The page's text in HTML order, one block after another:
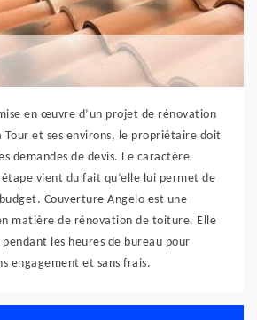
en œuvre d’un projet de rénovation
et ses environs, le propriétaire doit
demandes de devis. Le caractère
vient du fait qu’elle lui permet de
Couverture Angelo est une
matière de rénovation de toiture. Elle
les heures de bureau pour
engagement et sans frais.